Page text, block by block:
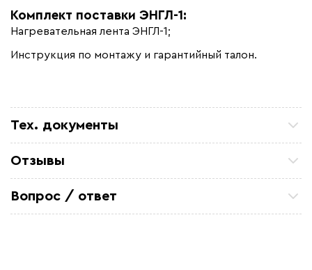
Комплект поставки ЭНГЛ-1:
Нагревательная лента ЭНГЛ-1;
Инструкция по монтажу и гарантийный талон.
Тех. документы
Руководство по эксплуатации - Нагреватели ЭНГЛ
Декларация соответствия - ленты ЭНГЛ
Отзывы
ТСЖ 15/43 Закупали кабель для очистных
коммуникаций. Все отлично. по цене и срокам
устроило
Вопрос / ответ